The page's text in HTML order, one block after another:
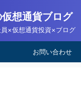
想通貨ブログ
×仮想通貨投資×ブログ
お問い合わせ